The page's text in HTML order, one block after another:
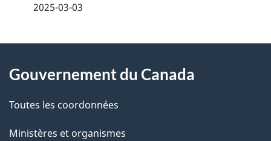
i
l
s
2025-03-03
propos
de
ce
Gouvernement du Canada
Toutes les coordonnées
Ministères et organismes